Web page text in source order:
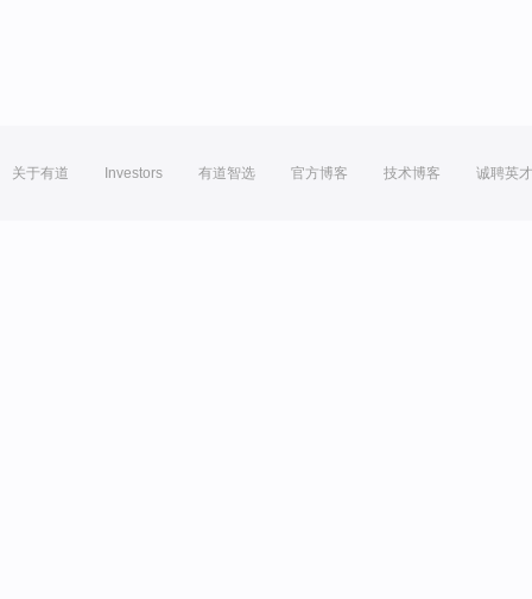
关于有道 Investors 有道智选 官方博客 技术博客 诚聘英才